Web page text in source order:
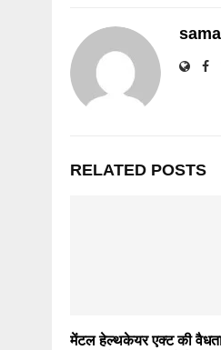
RELATED POSTS
मेंटल हेल्थकेयर एक्ट की